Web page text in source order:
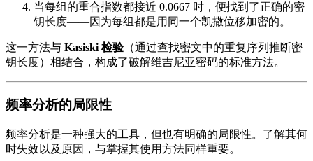
当每组的重合指数都接近 0.0667 时，便找到了正确的密
钥长度——因为每组都是用同一个凯撒位移加密的。
这一方法与 Kasiski 检验（通过查找密文中的重复序列推断密
钥长度）相结合，构成了破解维吉尼亚密码的标准方法。
频率分析的局限性
频率分析是一种强大的工具，但也有明确的局限性。了解其何
时失效以及原因，与掌握其使用方法同样重要。